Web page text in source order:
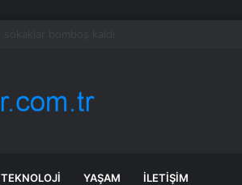
TEKNOLOJI YAŞAM İLETIŞIM